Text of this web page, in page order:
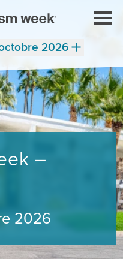
2026
–
2026